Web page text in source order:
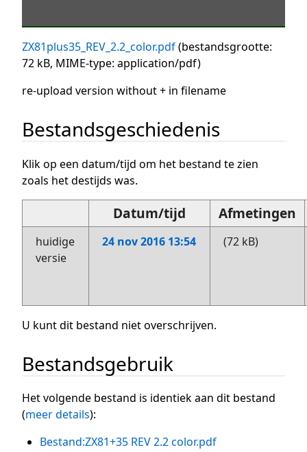
ZX81plus35_REV_2.2_color.pdf(bestandsgrootte:
72 kB, MIME-type: application/pdf)
re-upload version without + in filename
Bestandsgeschiedenis
Klik op een datum/tijd om het bestand te zien
zoals het destijds was.
Datum/tijd Afmetingen
huidige
versie
24 nov 2016 13:54 (72 kB)
U kunt dit bestand niet overschrijven.
Bestandsgebruik
Het volgende bestand is identiek aan dit bestand
(meer details):
Bestand:ZX81+35 REV 2.2 color.pdf